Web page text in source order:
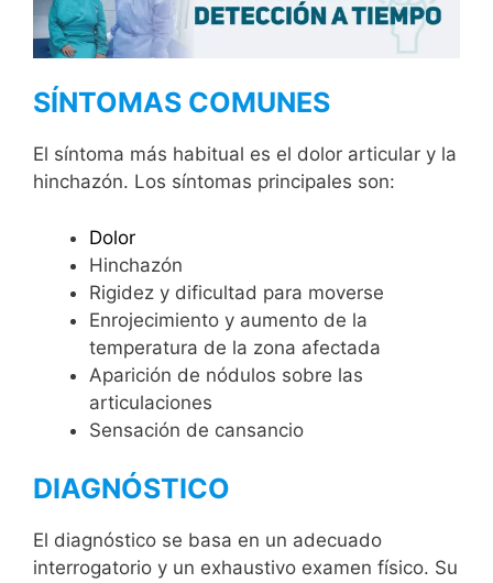
SÍNTOMAS COMUNES
El síntoma más habitual es el dolor articular y la
hinchazón. Los síntomas principales son:
Dolor
Hinchazón
Rigidez y dificultad para moverse
Enrojecimiento y aumento de la
temperatura de la zona afectada
Aparición de nódulos sobre las
articulaciones
Sensación de cansancio
DIAGNÓSTICO
El diagnóstico se basa en un adecuado
interrogatorio y un exhaustivo examen físico. Su